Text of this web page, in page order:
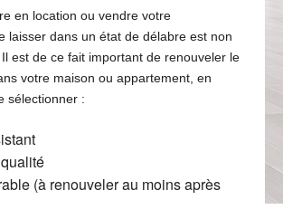
en location ou vendre votre
laisser dans un état de délabre est non
est de ce fait important de renouveler le
votre maison ou appartement, en
sélectionner :
(à renouveler au moins après